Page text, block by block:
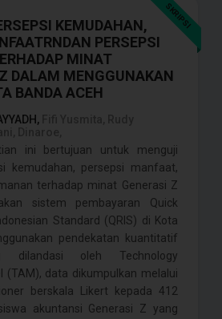
SKRIPSI
KEMUDAHAN,
PERSEPSI
MINAT
DALAM MENGGUNAKAN
BANDA ACEH
ini bertujuan untuk menguji
kemudahan, persepsi manfaat,
terhadap minat Generasi Z
sistem pembayaran Quick
Standard (QRIS) di Kota
pendekatan kuantitatif
dilandasi oleh Technology
(TAM), data dikumpulkan melalui
berskala Likert kepada 412
akuntansi Generasi Z yang